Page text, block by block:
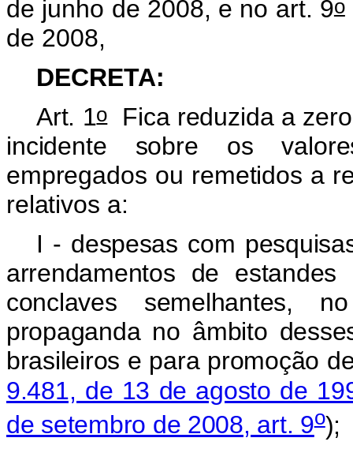
de junho de 2008, e no art. 9o
de 2008,
DECRETA:
Art. 1oFica reduzida a
incidente sobre os
empregados ou remetidos a
relativos a:
I - despesas com
arrendamentos de
conclaves semelhantes,
propaganda no âmbito
brasileiros e para promoção
9.481, de 13 de agosto de
de setembro de 2008, art. 9o);